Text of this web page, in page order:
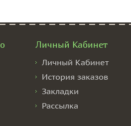
Личный Кабинет
Личный Кабинет
История заказов
Закладки
Рассылка